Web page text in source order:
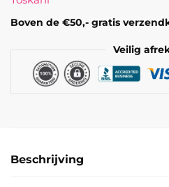
&
mask
Boven de €50,- gratis
Veilig
Beschrijving